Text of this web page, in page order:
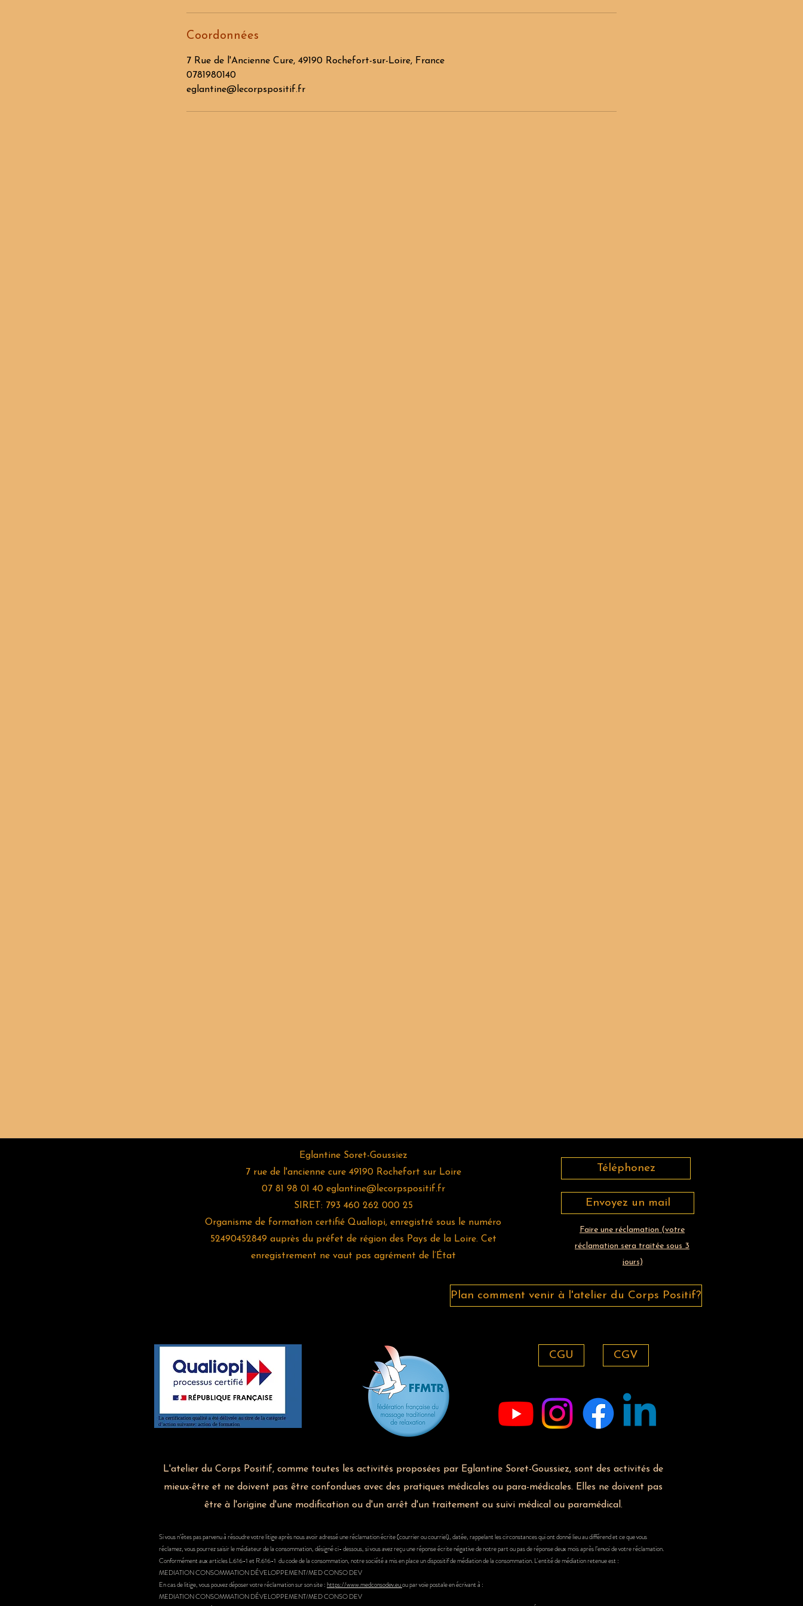
Coordonnées
7 Rue de l'Ancienne Cure, 49190 Rochefort-sur-Loire, France
0781980140
eglantine@lecorpspositif.fr
Eglantine Soret-Goussiez
7 rue de l'ancienne cure 49190 Rochefort sur Loire
07 81 98 01 40 eglantine@lecorpspositif.fr
SIRET: 793 460 262 000 25
Organisme de formation certifié Qualiopi, enregistré sous le numéro
52490452849 auprès du préfet de région des Pays de la Loire. Cet
enregistrement ne vaut pas agrément de l’État
Téléphonez
Envoyez un mail
Faire une réclamation (votre
réclamation sera traitée sous 3
jours)
Plan comment venir à l'atelier du Corps Positif?
CGU CGV
L'atelier du Corps Positif, comme toutes les activités proposées par Eglantine Soret-Goussiez, sont des activités de
mieux-être et ne doivent pas être confondues avec des pratiques médicales ou para-médicales. Elles ne doivent pas
être à l'origine d'une modification ou d'un arrêt d'un traitement ou suivi médical ou paramédical.
Si vous n’êtes pas parvenu à résoudre votre litige après nous avoir adressé une réclamation écrite (courrier ou courriel), datée, rappelant les circonstances qui ont donné lieu au différend et ce que vous
réclamez, vous pourrez saisir le médiateur de la consommation, désigné ci- dessous, si vous avez reçu une réponse écrite négative de notre part ou pas de réponse deux mois après l’envoi de votre réclamation.
Conformément aux articles L.616-1 et R.616-1 du code de la consommation, notre société a mis en place un dispositif de médiation de la consommation. L'entité de médiation retenue est :
MEDIATION CONSOMMATION DÉVELOPPEMENT/MED CONSO DEV
En cas de litige, vous pouvez déposer votre réclamation sur son site :https://www.medconsodev.euou par voie postale en écrivant à :
MEDIATION CONSOMMATION DÉVELOPPEMENT/MED CONSO DEV